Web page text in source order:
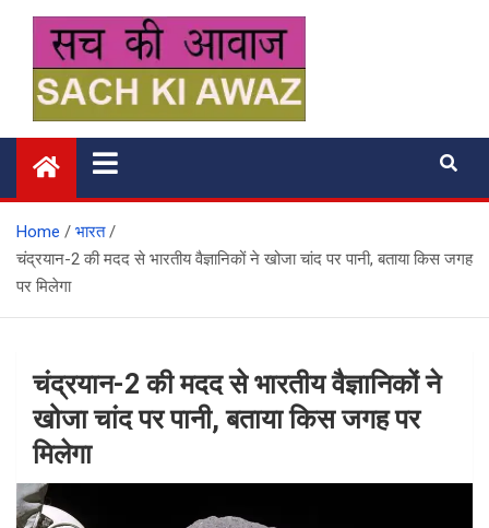
content
सच की आवाज
Home
भारत
चंद्रयान-2 की मदद से भारतीय वैज्ञानिकों ने खोजा चांद पर पानी, बताया किस जगह
पर मिलेगा
चंद्रयान-2 की मदद से भारतीय वैज्ञानिकों ने
खोजा चांद पर पानी, बताया किस जगह पर
मिलेगा